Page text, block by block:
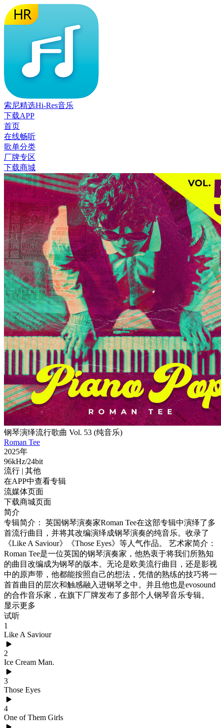
索尼精选Hi-Res音乐
下载APP
首页
在线畅听
歌单分类
厂牌专区
下载商城
钢琴演绎流行歌曲 Vol. 53 (纯音乐)
Roman Tee
2025年
96kHz/24bit
流行 | 其他
在APP中查看专辑
流媒体页面
下载商城页面
简介
专辑简介： 英国钢琴演奏家Roman Tee在这部专辑中演绎了多
首流行曲目，并将其改编演绎成钢琴演奏的纯音乐。收录了
《Like A Saviour》《Those Eyes》等人气作品。 艺术家简介：
Roman Tee是一位英国的钢琴演奏家，他热衷于将我们所熟知
的曲目改编成为钢琴的版本。无论是欧美流行曲目，还是影视
中的原声带，他都能按照自己的想法，凭借的熟练的技巧将一
首首曲目的层次和触感融入进钢琴之中。并且他也是evosound
的合作音乐家，在旗下厂牌发布了多部个人钢琴音乐专辑。
显示更多
试听
1
Like A Saviour
2
Ice Cream Man.
3
Those Eyes
4
One of Them Girls